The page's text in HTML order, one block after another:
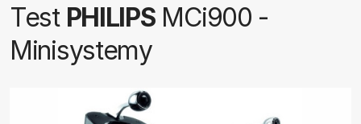
Test PHILIPSMCi900 -
Minisystemy